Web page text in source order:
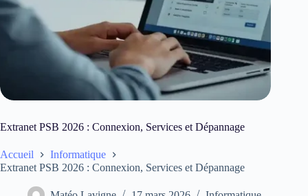
Extranet PSB 2026 : Connexion, Services et Dépannage
Accueil
Informatique
Extranet PSB 2026 : Connexion, Services et Dépannage